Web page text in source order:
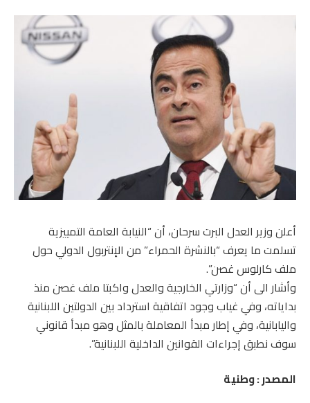
أعلن وزير العدل البرت سرحان، أن “النيابة العامة التمييزية
تسلمت ما يعرف “بالنشرة الحمراء” من الإنتربول الدولي حول
ملف كارلوس غصن”.
وأشار الى أن “وزارتي الخارجية والعدل واكبتا ملف غصن منذ
بداياته، وفي غياب وجود اتفاقية استرداد بين الدولتين اللبنانية
واليابانية، وفي إطار مبدأ المعاملة بالمثل وهو مبدأ قانوني
سوف نطبق إجراءات القوانين الداخلية اللبنانية”.
المصدر : وطنية